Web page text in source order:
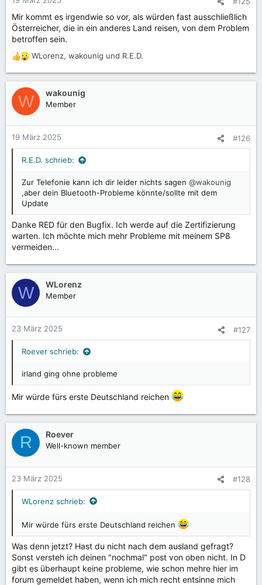
storage.shift-friends.community
Mir kommt es irgendwie so vor, als würden fast ausschließlich
Österreicher, die in ein anderes Land reisen, von dem Problem
betroffen sein.
R
e
a
k
t
o
n
WLorenz, wakounig und R.E.D.
W wakounig
Member
19 März 2025 #126
R.E.D. schrieb:
Zur Telefonie kann ich dir leider nichts sagen @wakounig
,aber dein Bluetooth-Probleme könnte/sollte mit dem
Update
Danke RED für den Bugfix. Ich werde auf die Zertifizierung
warten. Ich möchte mich mehr Probleme mit meinem SP8
vermeiden...
W WLorenz
Member
23 März 2025 #127
Roever schrieb:
irland ging ohne probleme
Mir würde fürs erste Deutschland reichen
R Roever
Well-known member
23 März 2025 #128
WLorenz schrieb:
Mir würde fürs erste Deutschland reichen
Was denn jetzt? Hast du nicht nach dem ausland gefragt?
Sonst versteh ich deinen "nochmal" post von oben nicht. In D
gibt es überhaupt keine probleme, wie schon mehre hier im
forum gemeldet haben, wenn ich mich recht entsinne mich